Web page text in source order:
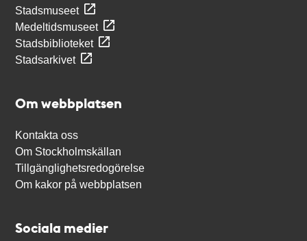
Stadsmuseet
Medeltidsmuseet
Stadsbiblioteket
Stadsarkivet
Om webbplatsen
Kontakta oss
Om Stockholmskällan
Tillgänglighetsredogörelse
Om kakor på webbplatsen
Sociala medier